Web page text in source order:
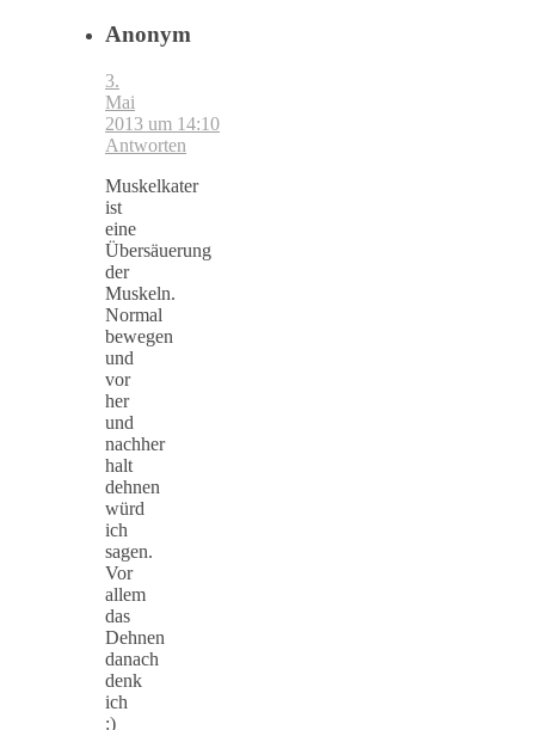
Anonym
3.
Mai
2013 um 14:10
Antworten
Muskelkater
ist
eine
Übersäuerung
der
Muskeln.
Normal
bewegen
und
vor
her
und
nachher
halt
dehnen
würd
ich
sagen.
Vor
allem
das
Dehnen
danach
denk
ich
:)